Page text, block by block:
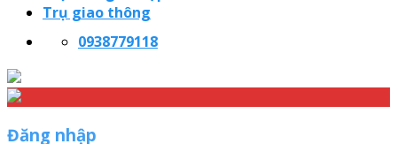
Trụ giao thông
0938779118
Đăng nhập